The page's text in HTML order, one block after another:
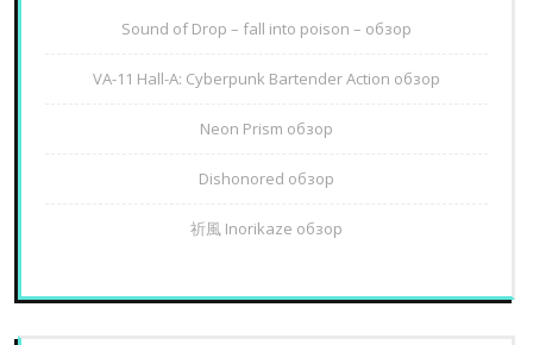
Sound of Drop – fall into poison – обзор
VA-11 Hall-A: Cyberpunk Bartender Action обзор
Neon Prism обзор
Dishonored обзор
祈風 Inorikaze обзор